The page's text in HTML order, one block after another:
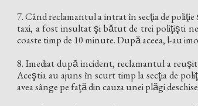
7. Când reclamantul a intrat în secţia de
taxi, a fost insultat şi bătut de trei poliţişti
coaste timp de 10 minute. După aceea, l-au
8. Imediat după incident, reclamantul a
Aceştia au ajuns în scurt timp la secţia de
avea sânge pe faţă din cauza unei plăgi